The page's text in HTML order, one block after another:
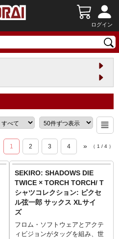
ログイン
1 2 3 4 » （ 1 / 4 ）
SEKIRO: SHADOWS DIE
TWICE × TORCH TORCH/ T
シャツコレクション: ピクセ
ル弦一郎 サックス XLサイ
ズ
フロム・ソフトウェアとアクテ
ィビジョンがタッグを組み、世